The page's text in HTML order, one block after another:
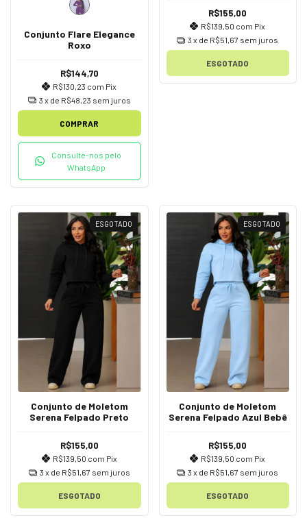
Conjunto Flare Elegance
Roxo
R$144,70
R$130,23 com Pix
3 x de R$48,23 sem juros
COMPRAR
Consulte-nos pelo
WhatsApp
R$155,00
R$139,50 com Pix
3 x de R$51,67 sem juros
ESGOTADO
ESGOTADO
Conjunto de Moletom
Serena Felpado Preto
R$155,00
R$139,50 com Pix
3 x de R$51,67 sem juros
ESGOTADO
ESGOTADO
Conjunto de Moletom
Serena Felpado Azul Bebê
R$155,00
R$139,50 com Pix
3 x de R$51,67 sem juros
ESGOTADO